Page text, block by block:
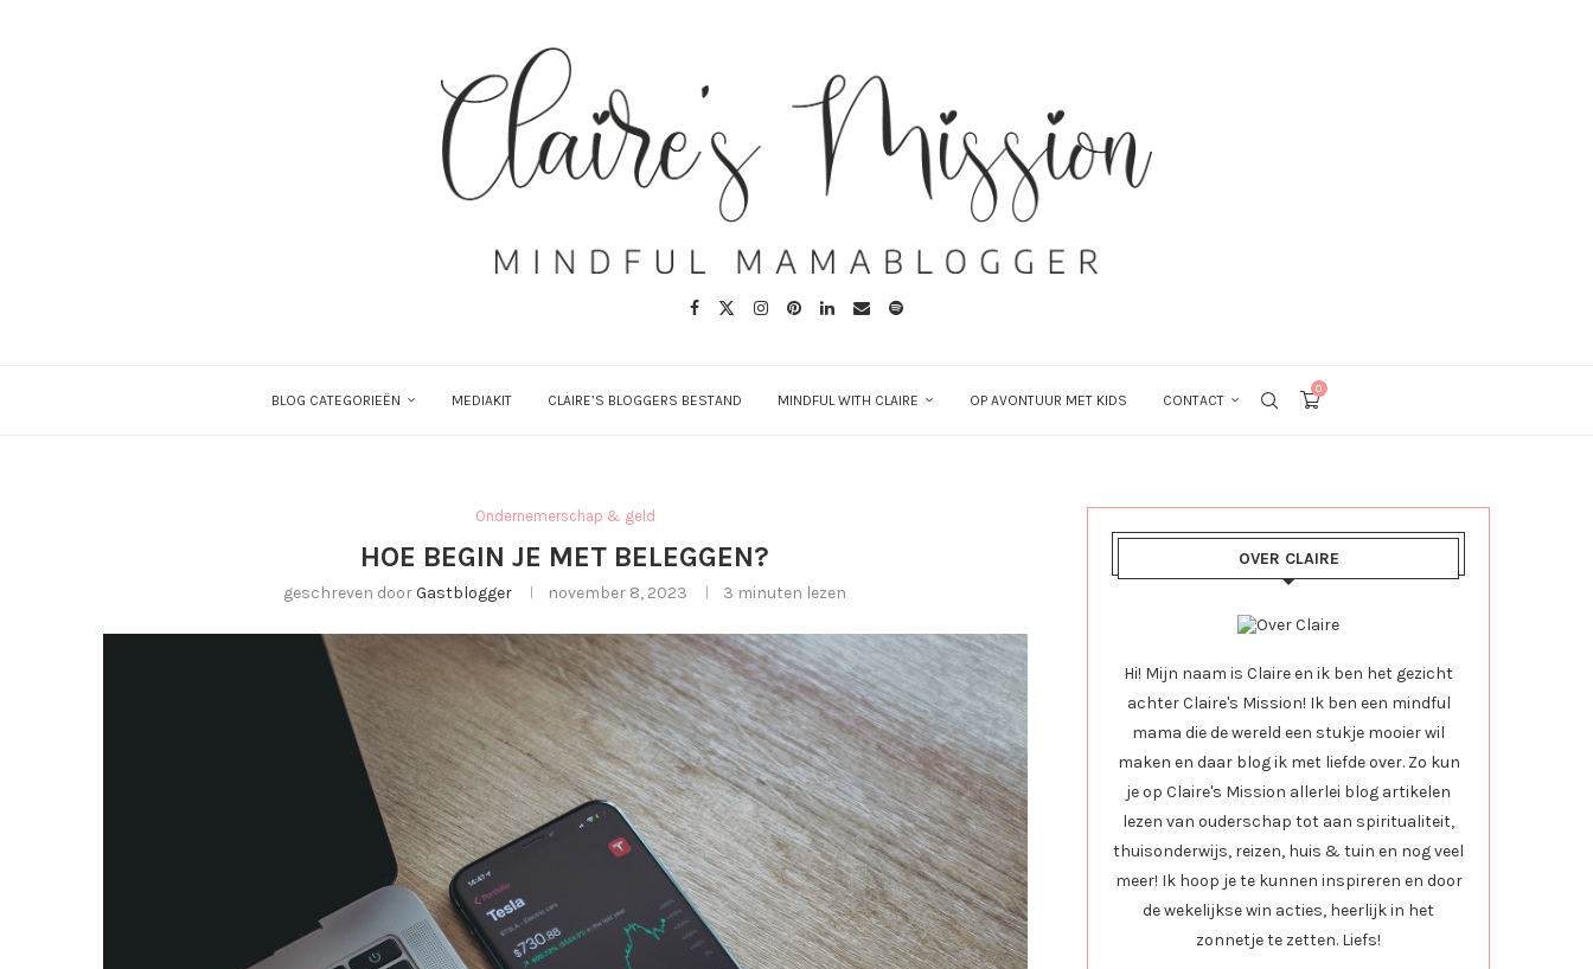
BLOG CATEGORIEËN MEDIAKIT CLAIRE’S BLOGGERS BESTAND MINDFUL WITH CLAIRE OP AVONTUUR MET KIDS CONTACT
0
Ondernemerschap & geld
HOE BEGIN JE MET BELEGGEN?
geschreven doorGastblogger november 8, 2023 3 minuten lezen
OVER CLAIRE
Hi! Mijn naam is Claire en ik ben het gezicht
achter Claire's Mission! Ik ben een mindful
mama die de wereld een stukje mooier wil
maken en daar blog ik met liefde over. Zo kun
je op Claire's Mission allerlei blog artikelen
lezen van ouderschap tot aan spiritualiteit,
thuisonderwijs, reizen, huis & tuin en nog veel
meer! Ik hoop je te kunnen inspireren en door
de wekelijkse win acties, heerlijk in het
zonnetje te zetten. Liefs!